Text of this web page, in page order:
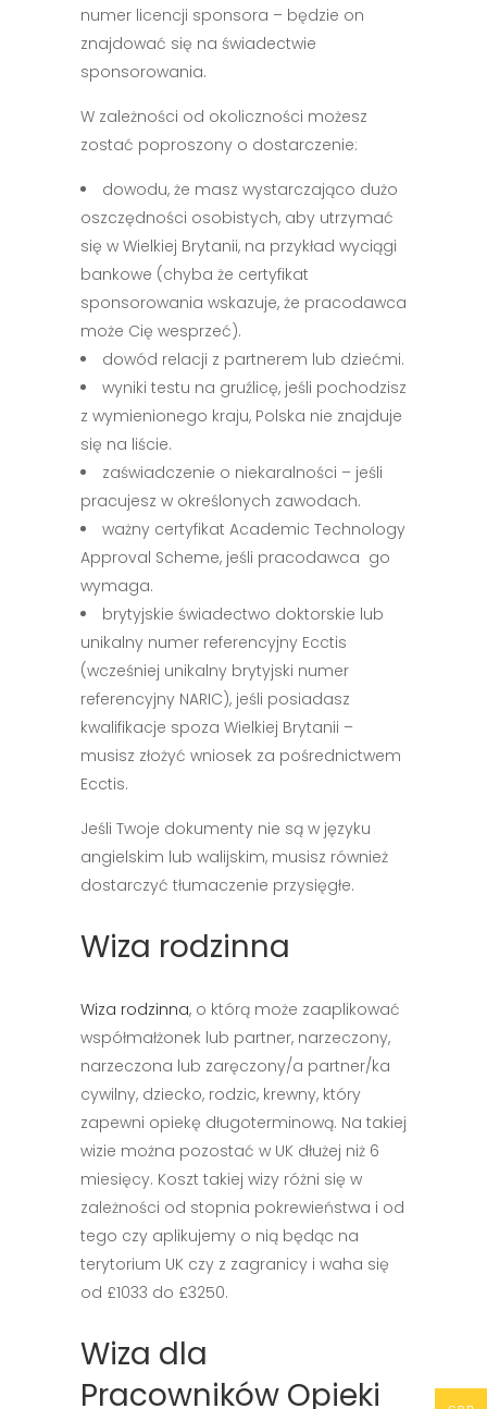
numer licencji sponsora – będzie on
znajdować się na świadectwie
sponsorowania.
W zależności od okoliczności możesz
zostać poproszony o dostarczenie:
dowodu, że masz wystarczająco dużo
oszczędności osobistych, aby utrzymać
się w Wielkiej Brytanii, na przykład wyciągi
bankowe (chyba że certyfikat
sponsorowania wskazuje, że pracodawca
może Cię wesprzeć).
dowód relacji z partnerem lub dziećmi.
wyniki testu na gruźlicę, jeśli pochodzisz
z wymienionego kraju, Polska nie znajduje
się na liście.
zaświadczenie o niekaralności – jeśli
pracujesz w określonych zawodach.
ważny certyfikat Academic Technology
Approval Scheme, jeśli pracodawca go
wymaga.
brytyjskie świadectwo doktorskie lub
unikalny numer referencyjny Ecctis
(wcześniej unikalny brytyjski numer
referencyjny NARIC), jeśli posiadasz
kwalifikacje spoza Wielkiej Brytanii –
musisz złożyć wniosek za pośrednictwem
Ecctis.
Jeśli Twoje dokumenty nie są w języku
angielskim lub walijskim, musisz również
dostarczyć tłumaczenie przysięgłe.
Wiza rodzinna
Wiza rodzinna, o którą może zaaplikować
współmałżonek lub partner, narzeczony,
narzeczona lub zaręczony/a partner/ka
cywilny, dziecko, rodzic, krewny, który
zapewni opiekę długoterminową. Na takiej
wizie można pozostać w UK dłużej niż 6
miesięcy. Koszt takiej wizy różni się w
zależności od stopnia pokrewieństwa i od
tego czy aplikujemy o nią będąc na
terytorium UK czy z zagranicy i waha się
od £1033 do £3250.
Wiza dla
Pracowników Opieki